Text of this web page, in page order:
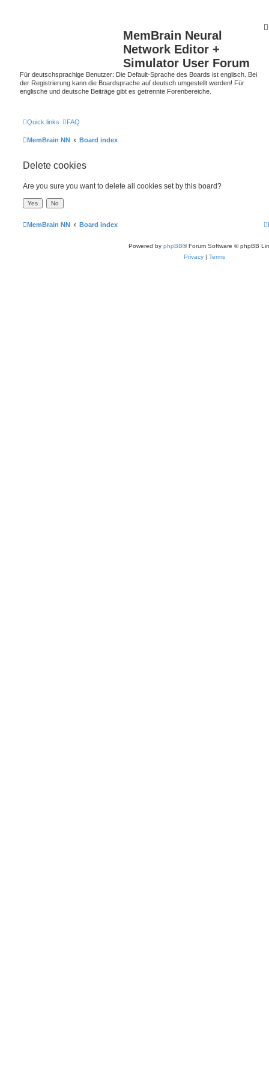
MemBrain Neural
Network Editor +
Simulator User Forum
Für deutschsprachige Benutzer: Die Default-Sprache des Boards ist englisch. Bei
der Registrierung kann die Boardsprache auf deutsch umgestellt werden! Für
englische und deutsche Beiträge gibt es getrennte Forenbereiche.
Quick links FAQ
MemBrain NN Board index
Delete cookies
Are you sure you want to delete all cookies set by this board?
MemBrain NN Board index
Powered by phpBB® Forum Software © phpBB
Privacy | Terms